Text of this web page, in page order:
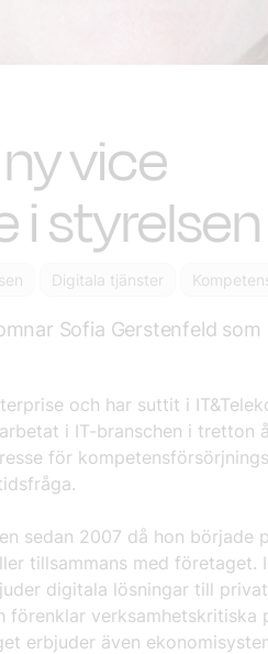
vice
i styrelsen
Digitala tjänster
Sofia Gerstenfeld som
och har suttit i
i IT-branschen i tretton
för
sedan 2007 då hon började
tillsammans med företaget.
digitala lösningar till
förenklar verksamhetskritiska
erbjuder även